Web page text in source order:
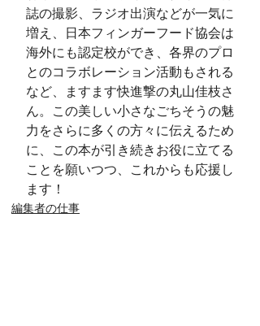
誌の撮影、ラジオ出演などが一気に
増え、日本フィンガーフード協会は
海外にも認定校ができ、各界のプロ
とのコラボレーション活動もされる
など、ますます快進撃の丸山佳枝さ
ん。この美しい小さなごちそうの魅
力をさらに多くの方々に伝えるため
に、この本が引き続きお役に立てる
ことを願いつつ、これからも応援し
ます！
編集者の仕事